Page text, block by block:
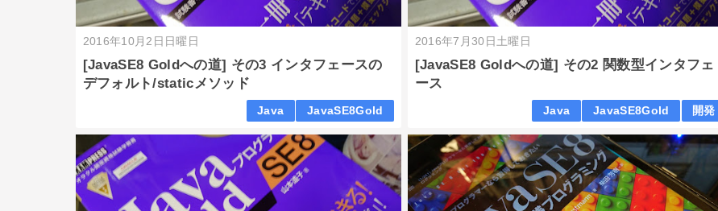
2016年10月2日日曜日
[JavaSE8 Goldへの道] その3 インタフェースの
デフォルト/staticメソッド
Java JavaSE8Gold
2016年7月30日土曜日
[JavaSE8 Goldへの道] その2 関数型インタフェ
ース
Java JavaSE8Gold 開発